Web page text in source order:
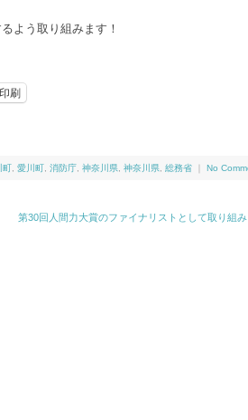
よう取り組みます！
印刷
町 愛川町 消防庁 神奈川県 神奈川県 総務省 No
第30回人間力大賞のファイナリストとして取り組